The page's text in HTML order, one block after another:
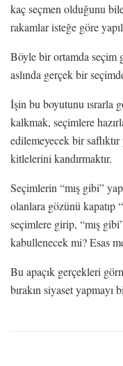
kaç seçmen olduğunu
rakamlar isteğe göre
Böyle bir ortamda seçim
aslında gerçek bir
İşin bu boyutunu ısrarla
kalkmak, seçimlere
edilemeyecek bir
kitlelerini kandırmaktır.
Seçimlerin “mış gibi”
olanlara gözünü kapatıp
seçimlere girip, “mış
kabullenecek mi? Esas
Bu apaçık gerçekleri
bırakın siyaset yapmayı